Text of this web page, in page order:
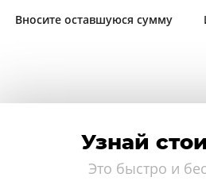
Вносите оставшуюся сумму
Узнай
Это быстро и